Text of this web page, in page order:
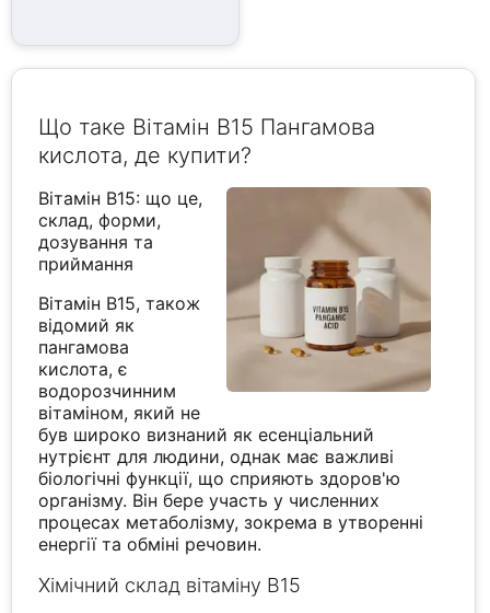
Що таке Вітамін B15 Пангамова
кислота, де купити?
Вітамін B15: що це,
склад, форми,
дозування та
приймання
Вітамін B15, також
відомий як
пангамова
кислота, є
водорозчинним
вітаміном, який не
був широко визнаний як есенціальний
нутрієнт для людини, однак має важливі
біологічні функції, що сприяють здоров'ю
організму. Він бере участь у численних
процесах метаболізму, зокрема в утворенні
енергії та обміні речовин.
Хімічний склад вітаміну B15